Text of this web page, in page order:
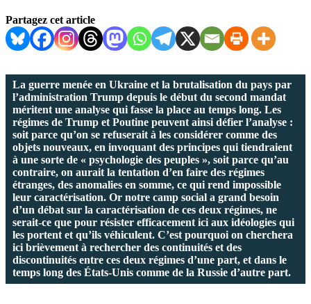
Partagez cet article
La guerre menée en Ukraine et la brutalisation du pays par
l’administration Trump depuis le début du second mandat
méritent une analyse qui fasse la place au temps long. Les
régimes de Trump et Poutine peuvent ainsi défier l’analyse :
soit parce qu’on se refuserait à les considérer comme des
objets nouveaux, en invoquant des principes qui tiendraient
à une sorte de « psychologie des peuples », soit parce qu’au
contraire, on aurait la tentation d’en faire des régimes
étranges, des anomalies en somme, ce qui rend impossible
leur caractérisation. Or notre camp social a grand besoin
d’un débat sur la caractérisation de ces deux régimes, ne
serait-ce que pour résister efficacement ici aux idéologies qui
les portent et qu’ils véhiculent. C’est pourquoi on cherchera
ici brièvement à rechercher des continuités et des
discontinuités entre ces deux régimes d’une part, et dans le
temps long des États-Unis comme de la Russie d’autre part.